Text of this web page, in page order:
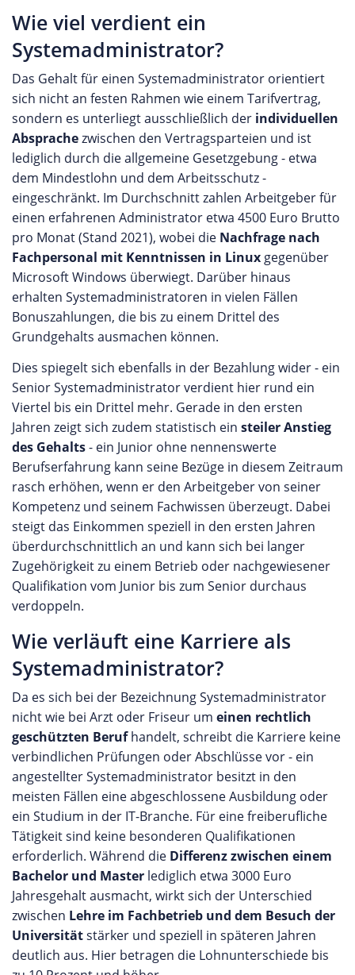
Wie viel verdient ein
Systemadministrator?
Das Gehalt für einen Systemadministrator orientiert
sich nicht an festen Rahmen wie einem Tarifvertrag,
sondern es unterliegt ausschließlich der individuellen
Absprachezwischen den Vertragsparteien und ist
lediglich durch die allgemeine Gesetzgebung - etwa
dem Mindestlohn und dem Arbeitsschutz -
eingeschränkt. Im Durchschnitt zahlen Arbeitgeber für
einen erfahrenen Administrator etwa 4500 Euro Brutto
pro Monat (Stand 2021), wobei die Nachfrage nach
Fachpersonal mit Kenntnissen in Linux gegenüber
Microsoft Windows überwiegt. Darüber hinaus
erhalten Systemadministratoren in vielen Fällen
Bonuszahlungen, die bis zu einem Drittel des
Grundgehalts ausmachen können.
Dies spiegelt sich ebenfalls in der Bezahlung wider - ein
Senior Systemadministrator verdient hier rund ein
Viertel bis ein Drittel mehr. Gerade in den ersten
Jahren zeigt sich zudem statistisch ein steiler Anstieg
des Gehalts- ein Junior ohne nennenswerte
Berufserfahrung kann seine Bezüge in diesem Zeitraum
rasch erhöhen, wenn er den Arbeitgeber von seiner
Kompetenz und seinem Fachwissen überzeugt. Dabei
steigt das Einkommen speziell in den ersten Jahren
überdurchschnittlich an und kann sich bei langer
Zugehörigkeit zu einem Betrieb oder nachgewiesener
Qualifikation vom Junior bis zum Senior durchaus
verdoppeln.
Wie verläuft eine Karriere als
Systemadministrator?
Da es sich bei der Bezeichnung Systemadministrator
nicht wie bei Arzt oder Friseur um einen rechtlich
geschützten Berufhandelt, schreibt die Karriere keine
verbindlichen Prüfungen oder Abschlüsse vor - ein
angestellter Systemadministrator besitzt in den
meisten Fällen eine abgeschlossene Ausbildung oder
ein Studium in der IT-Branche. Für eine freiberufliche
Tätigkeit sind keine besonderen Qualifikationen
erforderlich. Während die Differenz zwischen einem
Bachelor und Master lediglich etwa 3000 Euro
Jahresgehalt ausmacht, wirkt sich der Unterschied
zwischen Lehre im Fachbetrieb und dem Besuch der
Universitätstärker und speziell in späteren Jahren
deutlich aus. Hier betragen die Lohnunterschiede bis